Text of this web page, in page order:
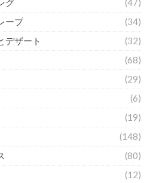
グ
(47)
ープ
(34)
デザート
(32)
(68)
(29)
(6)
(19)
(148)
(80)
(12)